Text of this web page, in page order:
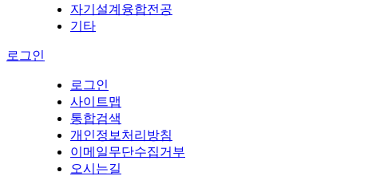
자기설계융합전공
기타
로그인
로그인
사이트맵
통합검색
개인정보처리방침
이메일무단수집거부
오시는길